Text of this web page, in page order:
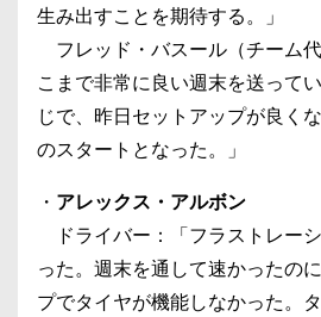
生み出すことを期待する。」
フレッド・バスール（チーム
こまで非常に良い週末を送って
じで、昨日セットアップが良く
のスタートとなった。」
・ アレックス・アルボン
ドライバー：「フラストレー
った。週末を通して速かったの
プでタイヤが機能しなかった。